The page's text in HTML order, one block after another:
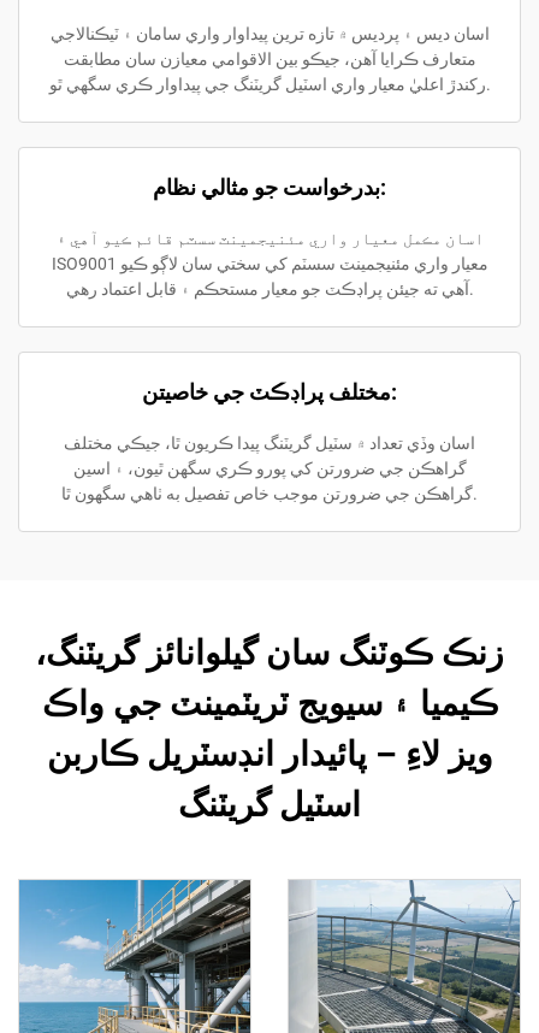
اسان ديس ۽ پرديس ۾ تازه ترين پيداوار واري سامان ۽ ٽيڪنالاجي
متعارف ڪرايا آهن، جيڪو بين الاقوامي معيازن سان مطابقت
رکندڙ اعليٰ معيار واري اسٽيل گريٽنگ جي پيداوار ڪري سگهي ٿو.
بدرخواست جو مثالي نظام:
اسان مڪمل معيار واري مئنيجمينٽ سسٽم قائم ڪيو آهي ۽
ISO9001 معيار واري مئنيجمينٽ سسٽم کي سختي سان لاڳو ڪيو
آهي ته جيئن پراڊڪٽ جو معيار مستحڪم ۽ قابل اعتماد رهي.
مختلف پراڊڪٽ جي خاصيتن:
اسان وڏي تعداد ۾ سٽيل گريٽنگ پيدا ڪريون ٿا، جيڪي مختلف
گراهڪن جي ضرورتن کي پورو ڪري سگهن ٿيون، ۽ اسين
گراهڪن جي ضرورتن موجب خاص تفصيل به ٺاهي سگهون ٿا.
زنڪ ڪوٽنگ سان گيلوانائز گريٽنگ،
ڪيميا ۽ سيويج ٽريٽمينٽ جي واڪ
ويز لاءِ – پائيدار انڊسٽريل ڪاربن
اسٽيل گريٽنگ